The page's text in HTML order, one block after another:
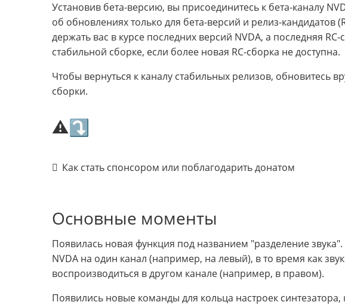
Установив бета-версию, вы присоединитесь к бета-каналу
об обновлениях только для бета-версий и релиз-кандидатов
держать вас в курсе последних версий NVDA, а последняя
стабильной сборке, если более новая RC-сборка не доступна.
Чтобы вернуться к каналу стабильных релизов, обновитесь
сборки.
⚠⤵
Как стать спонсором или поблагодарить донатом
Основные моменты
Появилась новая функция под названием "разделение звука".
NVDA на один канал (например, на левый), в то время как
воспроизводиться в другом канале (например, в правом).
Появились новые команды для кольца настроек